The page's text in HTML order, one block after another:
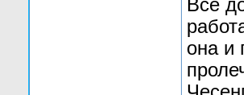
Все
она и